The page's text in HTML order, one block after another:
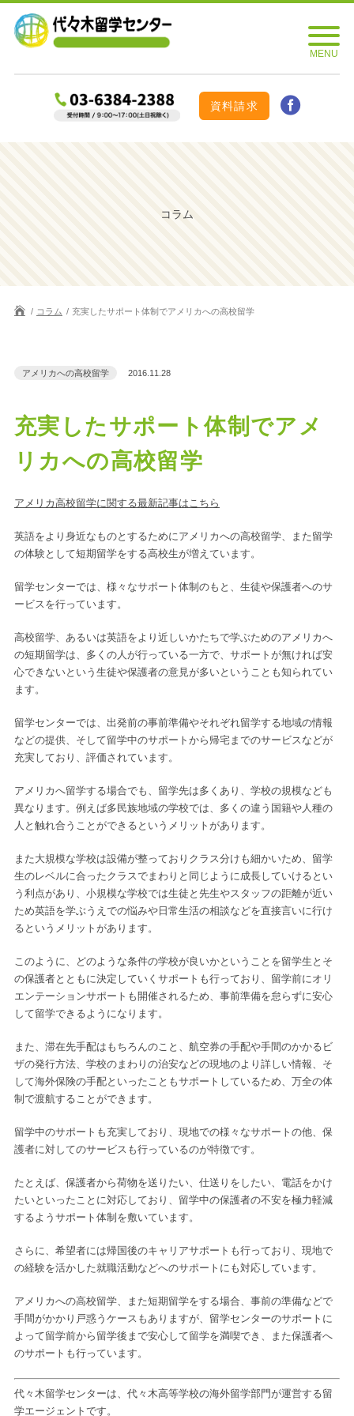
資料請求
コラム
コラム 充実したサポート体制でアメリカへの高校留学
アメリカへの高校留学 2016.11.28
充実したサポート体制でアメ
リカへの高校留学
アメリカ高校留学に関する最新記事はこちら
英語をより身近なものとするためにアメリカへの高校留学、また留学
の体験として短期留学をする高校生が増えています。
留学センターでは、様々なサポート体制のもと、生徒や保護者へのサ
ービスを行っています。
高校留学、あるいは英語をより近しいかたちで学ぶためのアメリカへ
の短期留学は、多くの人が行っている一方で、サポートが無ければ安
心できないという生徒や保護者の意見が多いということも知られてい
ます。
留学センターでは、出発前の事前準備やそれぞれ留学する地域の情報
などの提供、そして留学中のサポートから帰宅までのサービスなどが
充実しており、評価されています。
アメリカへ留学する場合でも、留学先は多くあり、学校の規模なども
異なります。例えば多民族地域の学校では、多くの違う国籍や人種の
人と触れ合うことができるというメリットがあります。
また大規模な学校は設備が整っておりクラス分けも細かいため、留学
生のレベルに合ったクラスでまわりと同じように成長していけるとい
う利点があり、小規模な学校では生徒と先生やスタッフの距離が近い
ため英語を学ぶうえでの悩みや日常生活の相談などを直接言いに行け
るというメリットがあります。
このように、どのような条件の学校が良いかということを留学生とそ
の保護者とともに決定していくサポートも行っており、留学前にオリ
エンテーションサポートも開催されるため、事前準備を怠らずに安心
して留学できるようになります。
また、滞在先手配はもちろんのこと、航空券の手配や手間のかかるビ
ザの発行方法、学校のまわりの治安などの現地のより詳しい情報、そ
して海外保険の手配といったこともサポートしているため、万全の体
制で渡航することができます。
留学中のサポートも充実しており、現地での様々なサポートの他、保
護者に対してのサービスも行っているのが特徴です。
たとえば、保護者から荷物を送りたい、仕送りをしたい、電話をかけ
たいといったことに対応しており、留学中の保護者の不安を極力軽減
するようサポート体制を敷いています。
さらに、希望者には帰国後のキャリアサポートも行っており、現地で
の経験を活かした就職活動などへのサポートにも対応しています。
アメリカへの高校留学、また短期留学をする場合、事前の準備などで
手間がかかり戸惑うケースもありますが、留学センターのサポートに
よって留学前から留学後まで安心して留学を満喫でき、また保護者へ
のサポートも行っています。
代々木留学センターは、代々木高等学校の海外留学部門が運営する留
学エージェントです。